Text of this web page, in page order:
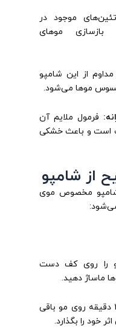
موجود در
موهای
مداوم از این شامپو
موها می‌شود.
فرمول ملایم آن
است و باعث خشکی
از شامپو
شامپو مخصوص موی
را روی کف دست
ماساژ دهید.
اجازه دهید شامپو ۲ تا ۳ دقیقه روی مو باقی
خود را بگذارد.